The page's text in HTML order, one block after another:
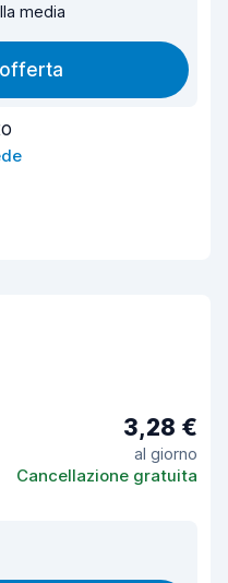
media
3,28 €
al giorno
Cancellazione gratuita